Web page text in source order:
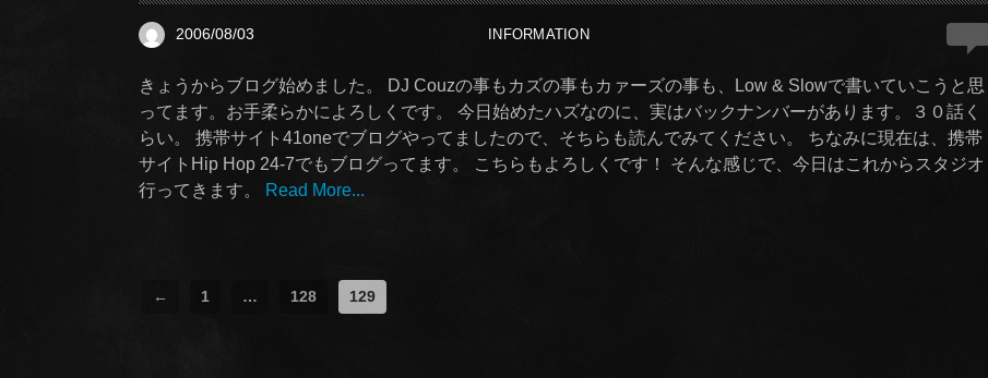
2006/08/03 INFORMATION
きょうからブログ始めました。 DJ Couzの事もカズの事もカァーズの事も、Low & Slowで書いていこうと思
ってます。お手柔らかによろしくです。 今日始めたハズなのに、実はバックナンバーがあります。３０話く
らい。 携帯サイト41oneでブログやってましたので、そちらも読んでみてください。 ちなみに現在は、携帯
サイトHip Hop 24-7でもブログってます。 こちらもよろしくです！ そんな感じで、今日はこれからスタジオ
行ってきます。
Read More...
← 1 … 128 129